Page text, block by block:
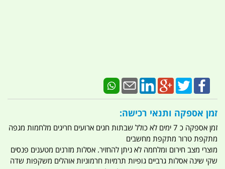
זמן אספקה ותנאי רכישה:
זמן אספקה כ 7 ימים לא כולל שבתות חגים ארועים חריגים מלחמות מגפה
מתקפת טרור מתקפת מחשבים
מוצרי מצב חירום ומלחמה לא ניתן להחזיר. אסלות מזרנים מטענים פנסים
שקי שינה אסלות גרביים גופיות תרמיות חרמוניות אוהלים משקפות שדה